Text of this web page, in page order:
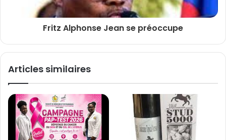
Fritz Alphonse Jean se préoccupe
Articles similaires